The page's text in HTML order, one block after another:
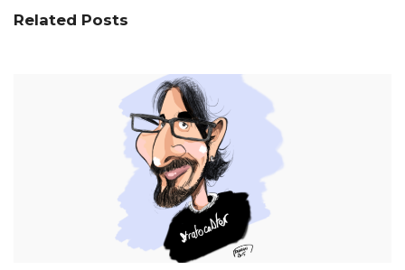
Related Posts